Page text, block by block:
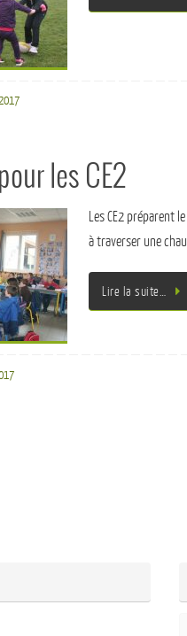
les CE2
Les CE2 préparent
à traverser une
Lire la suite…